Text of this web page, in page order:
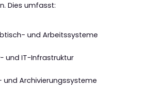
Dies umfasst:
und Arbeitssysteme
und IT-Infrastruktur
und Archivierungssysteme